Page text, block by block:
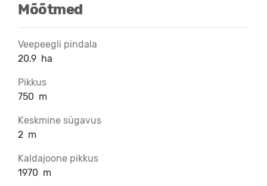
Mõõtmed
Veepeegli pindala
20.9 ha
Pikkus
750 m
Keskmine sügavus
2 m
Kaldajoone pikkus
1970 m